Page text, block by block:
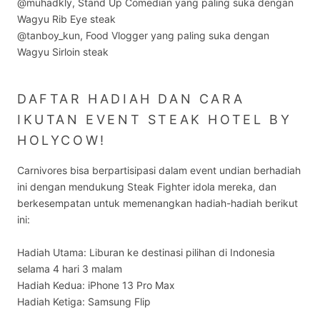
@muhadkly, Stand Up Comedian yang paling suka dengan
Wagyu Rib Eye steak
@tanboy_kun, Food Vlogger yang paling suka dengan
Wagyu Sirloin steak
DAFTAR HADIAH DAN CARA
IKUTAN EVENT STEAK HOTEL BY
HOLYCOW!
Carnivores bisa berpartisipasi dalam event undian berhadiah
ini dengan mendukung Steak Fighter idola mereka, dan
berkesempatan untuk memenangkan hadiah-hadiah berikut
ini:
Hadiah Utama: Liburan ke destinasi pilihan di Indonesia
selama 4 hari 3 malam
Hadiah Kedua: iPhone 13 Pro Max
Hadiah Ketiga: Samsung Flip